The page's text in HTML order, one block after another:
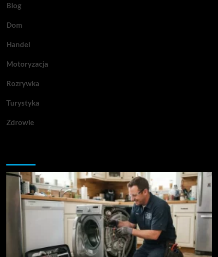
Blog
Dom
Handel
Motoryzacja
Rozrywka
Turystyka
Zdrowie